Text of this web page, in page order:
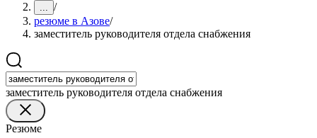
... /
резюме в Азове/
заместитель руководителя отдела снабжения
заместитель руководителя отдела снабжения
Резюме